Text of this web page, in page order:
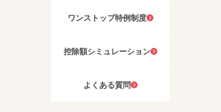
ワンストップ特例制度
控除額シミュレーション
よくある質問